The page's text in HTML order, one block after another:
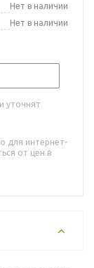
Нет в наличии
Нет в наличии
уточнят
для интернет-
от цен в